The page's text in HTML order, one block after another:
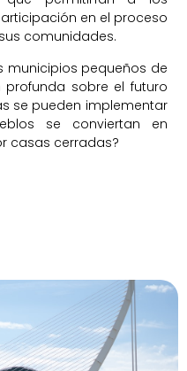
en el proceso
comunidades.
municipios pequeños de
profunda sobre el futuro
se pueden implementar
se conviertan en
casas cerradas?